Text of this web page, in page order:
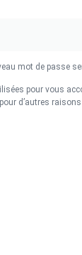
mot de passe
pour vous
d’autres